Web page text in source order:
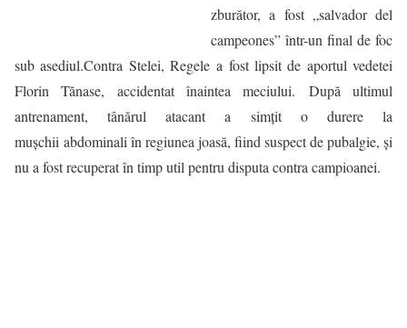
zburător, a fost „salvador del
campeones” într-un final de foc
sub asediul.Contra Stelei, Regele a fost lipsit de aportul vedetei
Florin Tănase, accidentat înaintea meciului. După ultimul
antrenament, tânărul atacant a simţit o durere la
mușchii abdominali în regiunea joasă, fiind suspect de pubalgie, şi
nu a fost recuperat în timp util pentru disputa contra campioanei.